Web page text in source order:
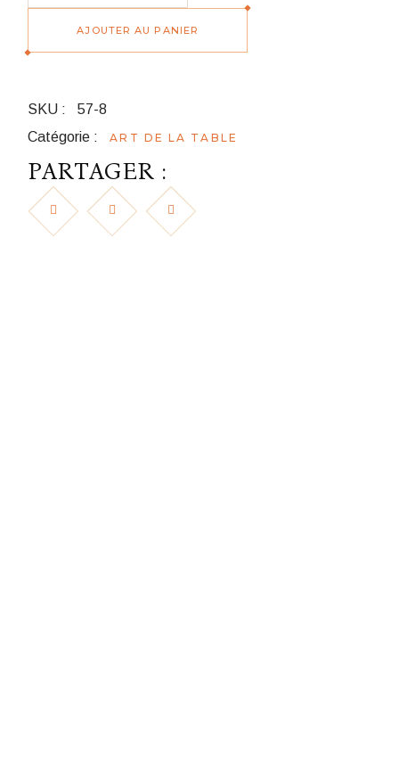
AJOUTER AU PANIER
SKU :
57-8
Catégorie :
ART DE LA TABLE
PARTAGER :